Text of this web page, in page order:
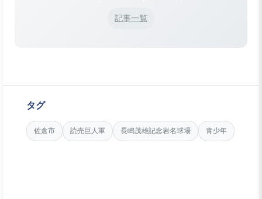
記事一覧
タグ
佐倉市 読売巨人軍 長嶋茂雄記念岩名球場 青少年